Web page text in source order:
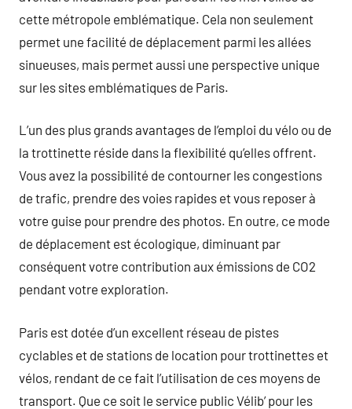
cette métropole emblématique. Cela non seulement
permet une facilité de déplacement parmi les allées
sinueuses, mais permet aussi une perspective unique
sur les sites emblématiques de Paris.
L’un des plus grands avantages de l’emploi du vélo ou de
la trottinette réside dans la flexibilité qu’elles offrent.
Vous avez la possibilité de contourner les congestions
de trafic, prendre des voies rapides et vous reposer à
votre guise pour prendre des photos. En outre, ce mode
de déplacement est écologique, diminuant par
conséquent votre contribution aux émissions de CO2
pendant votre exploration.
Paris est dotée d’un excellent réseau de pistes
cyclables et de stations de location pour trottinettes et
vélos, rendant de ce fait l’utilisation de ces moyens de
transport. Que ce soit le service public Vélib’ pour les